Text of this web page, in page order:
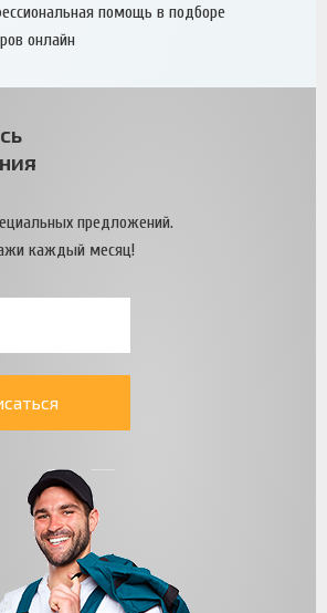
помощь в подборе
онлайн
предложений.
каждый месяц!